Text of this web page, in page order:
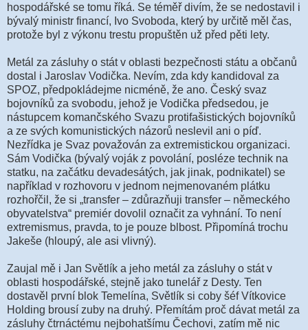
hospodářské se tomu říká. Se téměř divím, že se nedostavil i
bývalý ministr financí, Ivo Svoboda, který by určitě měl čas,
protože byl z výkonu trestu propuštěn už před pěti lety.
Metál za zásluhy o stát v oblasti bezpečnosti státu a občanů
dostal i Jaroslav Vodička. Nevím, zda kdy kandidoval za
SPOZ, předpokládejme nicméně, že ano. Český svaz
bojovníků za svobodu, jehož je Vodička předsedou, je
nástupcem komančského Svazu protifašistických bojovníků
a ze svých komunistických názorů neslevil ani o píď.
Nezřídka je Svaz považován za extremistickou organizaci.
Sám Vodička (bývalý voják z povolání, posléze technik na
statku, na začátku devadesátých, jak jinak, podnikatel) se
například v rozhovoru v jednom nejmenovaném plátku
rozhořčil, že si „transfer – zdůrazňuji transfer – německého
obyvatelstva“ premiér dovolil označit za vyhnání. To není
extremismus, pravda, to je pouze blbost. Připomíná trochu
Jakeše (hloupý, ale asi vlivný).
Zaujal mě i Jan Světlík a jeho metál za zásluhy o stát v
oblasti hospodářské, stejně jako tunelář z Desty. Ten
dostavěl první blok Temelína, Světlík si coby šéf Vítkovice
Holding brousí zuby na druhý. Přemítám proč dávat metál za
zásluhy čtrnáctému nejbohatšímu Čechovi, zatím mě nic